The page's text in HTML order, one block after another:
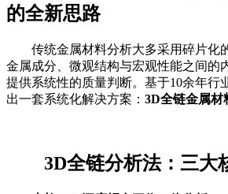
的全新思路
传统金属材料分析大多采用碎片化
金属成分、微观结构与宏观性能之间的
提供系统性的质量判断。基于10余年行
出一套系统化解决方案： 3D全链金属材
3D全链分析法：三大